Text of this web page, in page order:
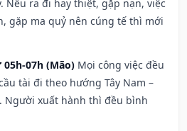
Nếu ra đi hay thiệt, gặp nạn, việc
gặp ma quỷ nên cúng tế thì mới
07h (Mão) Mọi công việc đều
tài đi theo hướng Tây Nam –
Người xuất hành thì đều bình